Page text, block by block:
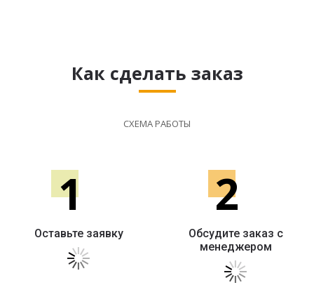
Как сделать заказ
СХЕМА РАБОТЫ
1
Оставьте заявку
2
Обсудите заказ с
менеджером